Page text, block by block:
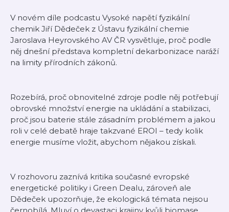
V novém díle podcastu Vysoké napětí fyzikální
chemik Jiří Dědeček z Ústavu fyzikální chemie
Jaroslava Heyrovského AV ČR vysvětluje, proč podle
něj dnešní představa kompletní dekarbonizace naráží
na limity přírodních zákonů.
Rozebírá, proč obnovitelné zdroje podle něj potřebují
obrovské množství energie na ukládání a stabilizaci,
proč jsou baterie stále zásadním problémem a jakou
roli v celé debatě hraje takzvané EROI – tedy kolik
energie musíme vložit, abychom nějakou získali.
V rozhovoru zaznívá kritika současné evropské
energetické politiky i Green Dealu, zároveň ale
Dědeček upozorňuje, že ekologická témata nejsou